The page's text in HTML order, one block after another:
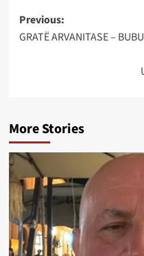
Post
navigation
Previous:
GRATË ARVANITASE –
More Stories